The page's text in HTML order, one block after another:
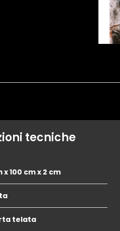
tecniche
x 100 cm x 2 cm
telata